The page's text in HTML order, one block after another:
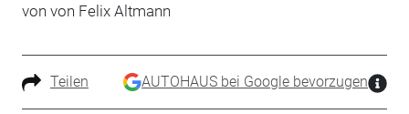
von von Felix Altmann
Teilen AUTOHAUS bei Google bevorzugen